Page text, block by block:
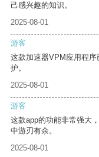
己感兴趣的知识。
2025-08-01
游客
这款加速器VPM应用程
护。
2025-08-01
游客
这款app的功能非常强大
中游刃有余。
2025-08-01